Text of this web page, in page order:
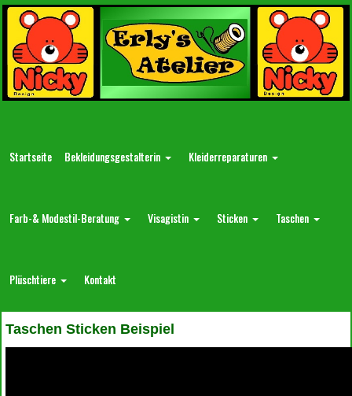
Startseite Bekleidungsgestalterin Kleiderreparaturen
Farb-& Modestil-Beratung Visagistin Sticken Taschen
Plüschtiere Kontakt
Taschen Sticken Beispiel